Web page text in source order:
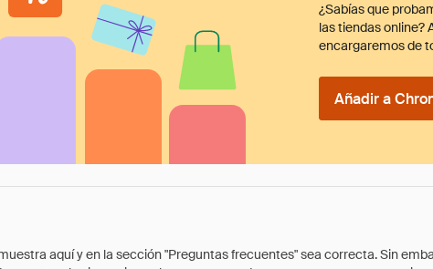
¿Sabías que
las tiendas online?
encargaremos de
Añadir a
aquí y en la sección "Preguntas frecuentes" sea correcta. Sin